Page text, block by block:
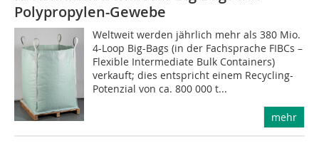
Polypropylen-Gewebe
Weltweit werden jährlich mehr als 380 Mio.
4-Loop Big-Bags (in der Fachsprache FIBCs –
Flexible Intermediate Bulk Containers)
verkauft; dies entspricht einem Recycling-
Potenzial von ca. 800 000 t...
mehr